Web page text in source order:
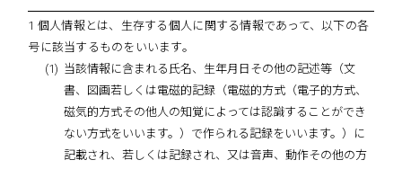
1 個人情報とは、生存する個人に関する情報であって、以下の各
号に該当するものをいいます。
当該情報に含まれる氏名、生年月日その他の記述等（文
書、図画若しくは電磁的記録（電磁的方式（電子的方式、
磁気的方式その他人の知覚によっては認識することができ
ない方式をいいます。）で作られる記録をいいます。）に
記載され、若しくは記録され、又は音声、動作その他の方